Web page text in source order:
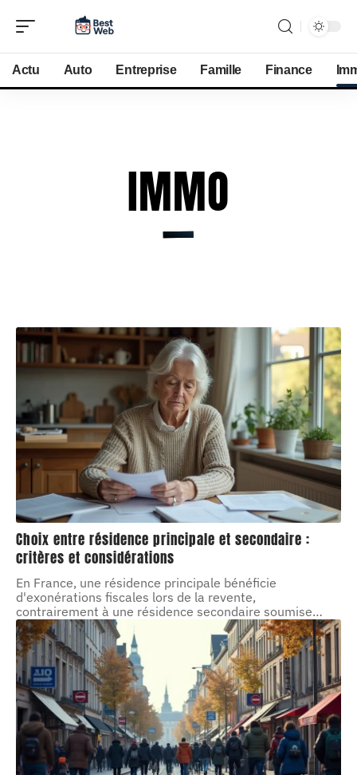
Actu Auto Entreprise Famille Finance
IMMO
Choix entre résidence principale et secondaire :
critères et considérations
En France, une résidence principale bénéficie
d'exonérations fiscales lors de la revente,
contrairement à une résidence secondaire soumise…